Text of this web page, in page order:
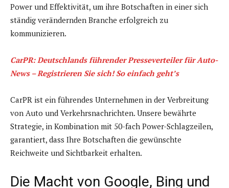
Power und Effektivität, um ihre Botschaften in einer sich
ständig verändernden Branche erfolgreich zu
kommunizieren.
CarPR: Deutschlands führender Presseverteiler für Auto-
News – Registrieren Sie sich! So einfach geht’s
CarPR ist ein führendes Unternehmen in der Verbreitung
von Auto und Verkehrsnachrichten. Unsere bewährte
Strategie, in Kombination mit 50-fach Power-Schlagzeilen,
garantiert, dass Ihre Botschaften die gewünschte
Reichweite und Sichtbarkeit erhalten.
Die Macht von Google, Bing und